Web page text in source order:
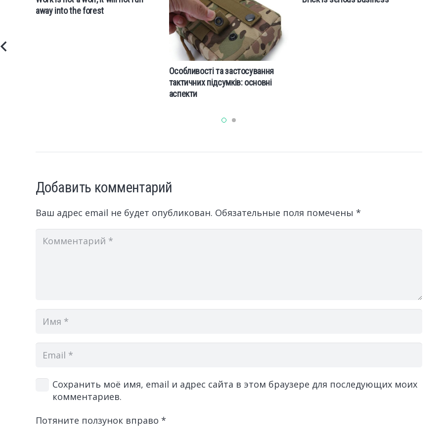
away into the forest
Особливості та застосування
тактичних підсумків: основні
аспекти
Добавить комментарий
Ваш адрес email не будет опубликован. Обязательные поля помечены *
Сохранить моё имя, email и адрес сайта в этом браузере для последующих моих
комментариев.
Потяните ползунок вправо *